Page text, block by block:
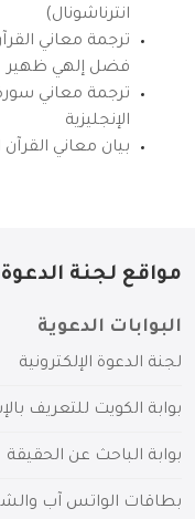
انترناشونال)
ترجمة معاني
فضل إلهي ظهير
ترجمة معاني سورة
الإنجليزية
بيان معاني القرآن
مواقع لجنة الدعوة
البوابات الدعوية
لجنة الدعوة الإلكترونية
بوابة الكويت للتعريف
بوابة الباحث عن الحقيقة
بطاقات الواتس آب